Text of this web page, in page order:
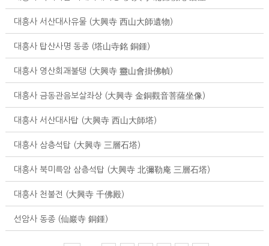
대흥사 서산대사유물 (大興寺 西山大師遺物)
대흥사 탑산사명 동종 (塔山寺銘 銅鍾)
대흥사 영산회괘불탱 (大興寺 靈山會掛佛幀)
대흥사 금동관음보살좌상 (大興寺 金銅觀音菩薩坐像)
대흥사 서산대사탑 (大興寺 西山大師塔)
대흥사 삼층석탑 (大興寺 三層石塔)
대흥사 북미륵암 삼층석탑 (大興寺 北彌勒庵 三層石塔)
대흥사 천불전 (大興寺 千佛殿)
선암사 동종 (仙巖寺 銅鍾)